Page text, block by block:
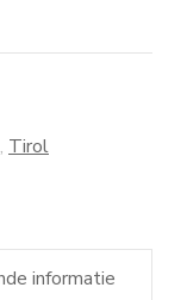
, Tirol
informatie